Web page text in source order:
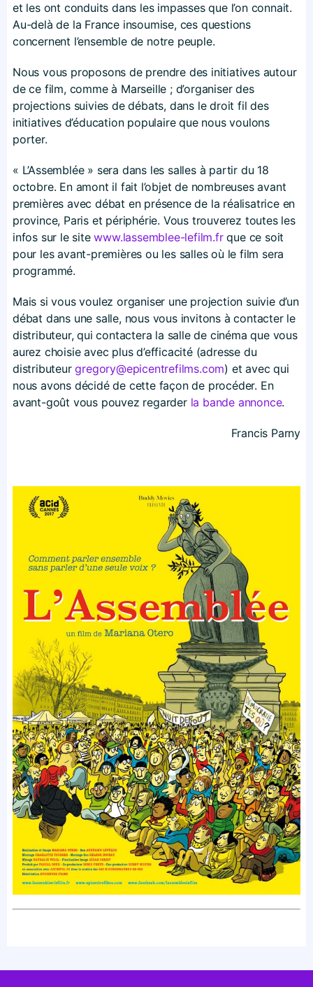
et les ont conduits dans les impasses que l’on connait.
Au-delà de la France insoumise, ces questions
concernent l’ensemble de notre peuple.
Nous vous proposons de prendre des initiatives autour
de ce film, comme à Marseille ; d’organiser des
projections suivies de débats, dans le droit fil des
initiatives d’éducation populaire que nous voulons
porter.
« L’Assemblée » sera dans les salles à partir du 18
octobre. En amont il fait l’objet de nombreuses avant
premières avec débat en présence de la réalisatrice en
province, Paris et périphérie. Vous trouverez toutes les
infos sur le sitewww​.lassemblee​-lefilm​.frque ce soit
pour les avant-premières ou les salles où le film sera
programmé.
Mais si vous voulez organiser une projection suivie d’un
débat dans une salle, nous vous invitons à contacter le
distributeur, qui contactera la salle de cinéma que vous
aurez choisie avec plus d’efficacité (adresse du
distributeurgregory@epicentrefilms.com) et avec qui
nous avons décidé de cette façon de procéder. En
avant-goût vous pouvez regarder la bande annonce.
Francis Parny